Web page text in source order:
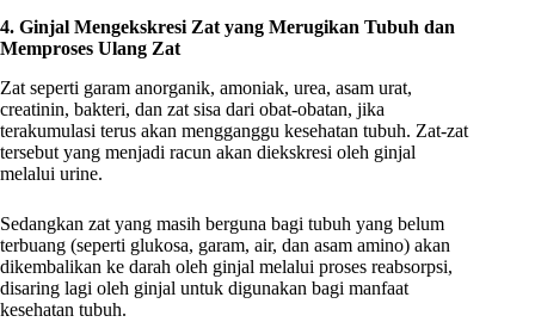
4. Ginjal Mengekskresi Zat yang Merugikan Tubuh dan
Memproses Ulang Zat
Zat seperti garam anorganik, amoniak, urea, asam urat,
creatinin, bakteri, dan zat sisa dari obat-obatan, jika
terakumulasi terus akan mengganggu kesehatan tubuh. Zat-zat
tersebut yang menjadi racun akan diekskresi oleh ginjal
melalui urine.
Sedangkan zat yang masih berguna bagi tubuh yang belum
terbuang (seperti glukosa, garam, air, dan asam amino) akan
dikembalikan ke darah oleh ginjal melalui proses reabsorpsi,
disaring lagi oleh ginjal untuk digunakan bagi manfaat
kesehatan tubuh.